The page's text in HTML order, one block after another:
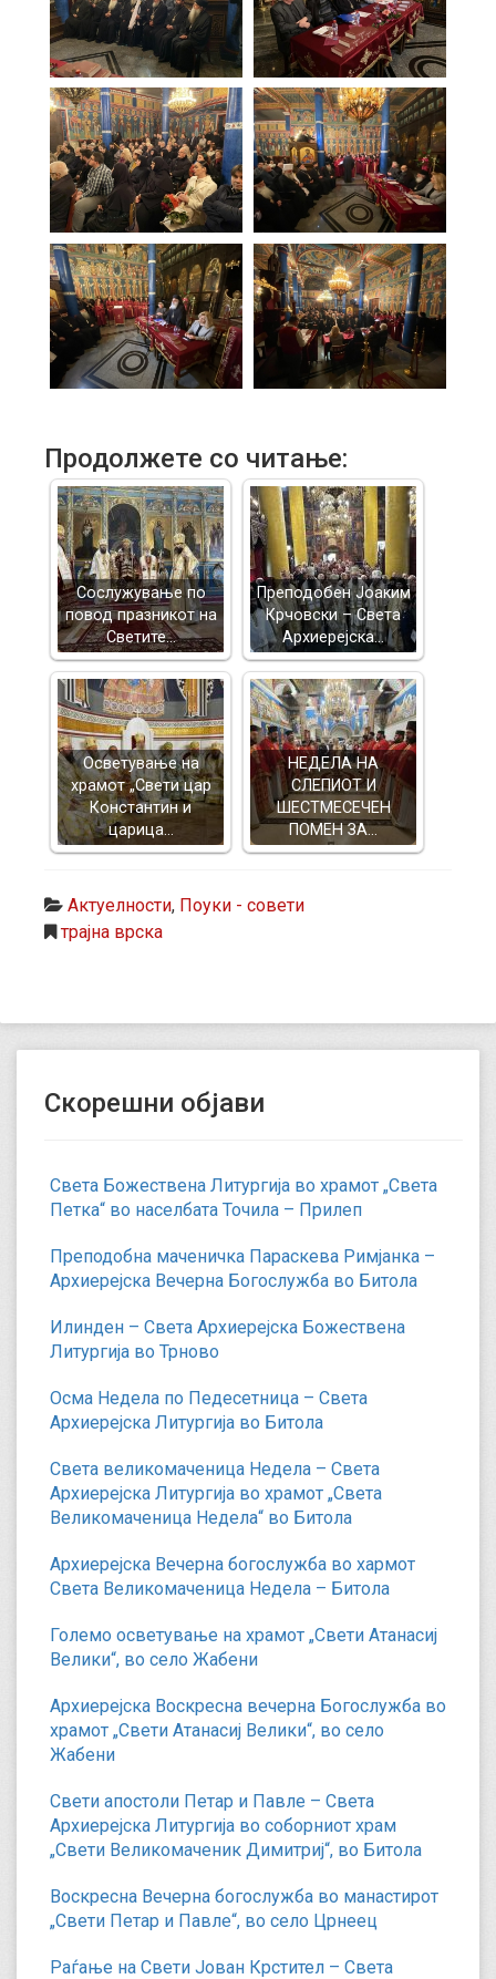
Продолжете со читање:
Сослужување по
повод празникот на
Светите…
Преподобен Јоаким
Крчовски – Света
Архиерејска…
Осветување на
храмот „Свети цар
Константин и
царица…
НЕДЕЛА НА
СЛЕПИОТ И
ШЕСТМЕСЕЧЕН
ПОМЕН ЗА…
Актуелности, Поуки - совети
трајна врска
Скорешни објави
Света Божествена Литургија во храмот „Света
Петка“ во населбата Точила – Прилеп
Преподобна маченичка Параскева Римјанка –
Архиерејска Вечерна Богослужба во Битола
Илинден – Света Архиерејска Божествена
Литургија во Трново
Осма Недела по Педесетница – Света
Архиерејска Литургија во Битола
Света великомаченица Недела – Света
Архиерејска Литургија во храмот „Света
Великомаченица Недела“ во Битола
Архиерејска Вечерна богослужба во хармот
Света Великомаченица Недела – Битола
Големо осветување на храмот „Свети Атанасиј
Велики“, во село Жабени
Архиерејска Воскресна вечерна Богослужба во
храмот „Свети Атанасиј Велики“, во село
Жабени
Свети апостоли Петар и Павле – Света
Архиерејска Литургија во соборниот храм
„Свети Великомаченик Димитриј“, во Битола
Воскресна Вечерна богослужба во манастирот
„Свети Петар и Павле“, во село Црнеец
Раѓање на Свети Јован Крстител – Света